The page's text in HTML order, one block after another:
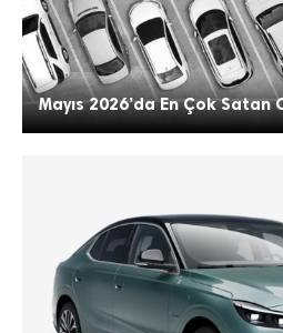
Mayıs 2026’da En Çok